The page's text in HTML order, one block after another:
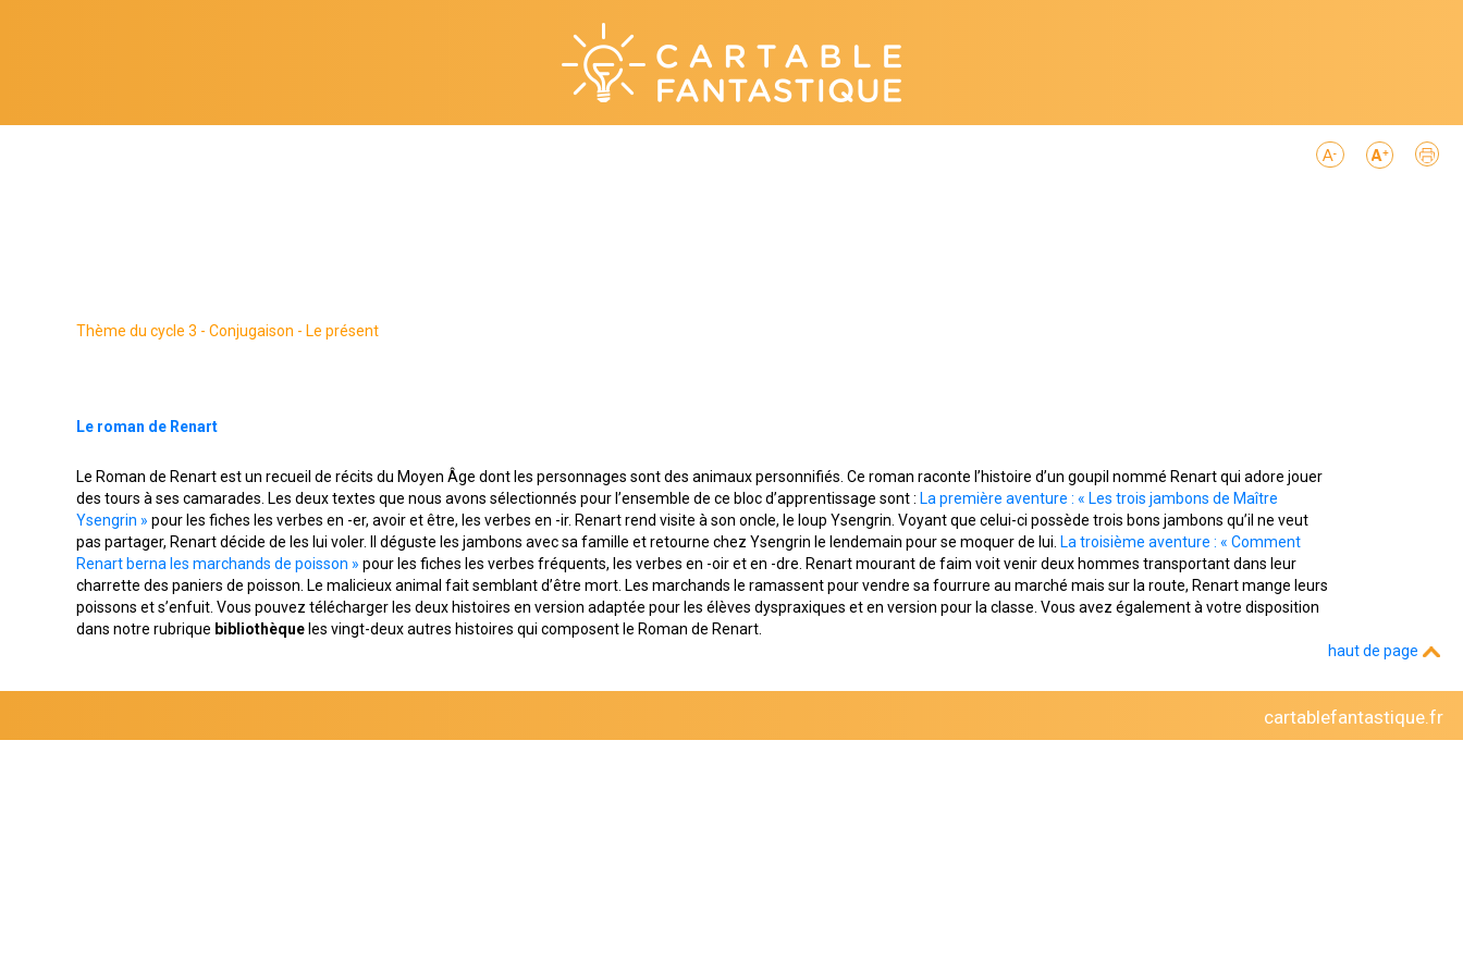
Thème du cycle 3 - Conjugaison - Le présent
Le roman de Renart
Le Roman de Renart est un recueil de récits du Moyen Âge dont les personnages sont des animaux personnifiés. Ce roman raconte l’histoire d’un goupil nommé Renart qui adore jouer
des tours à ses camarades. Les deux textes que nous avons sélectionnés pour l’ensemble de ce bloc d’apprentissage sont : La première aventure : « Les trois jambons de Maître
Ysengrin » pour les fiches les verbes en -er, avoir et être, les verbes en -ir. Renart rend visite à son oncle, le loup Ysengrin. Voyant que celui-ci possède trois bons jambons qu’il ne veut
pas partager, Renart décide de les lui voler. Il déguste les jambons avec sa famille et retourne chez Ysengrin le lendemain pour se moquer de lui. La troisième aventure : « Comment
Renart berna les marchands de poisson » pour les fiches les verbes fréquents, les verbes en -oir et en -dre. Renart mourant de faim voit venir deux hommes transportant dans leur
charrette des paniers de poisson. Le malicieux animal fait semblant d’être mort. Les marchands le ramassent pour vendre sa fourrure au marché mais sur la route, Renart mange leurs
poissons et s’enfuit. Vous pouvez télécharger les deux histoires en version adaptée pour les élèves dyspraxiques et en version pour la classe. Vous avez également à votre disposition
dans notre rubrique bibliothèque les vingt-deux autres histoires qui composent le Roman de Renart.
haut de page
cartablefantastique.fr